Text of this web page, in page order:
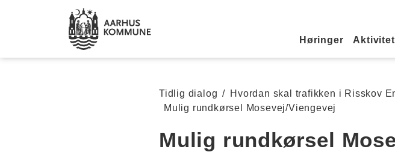
Primær
Høringer
Tidlig dialog / Hvordan skal trafikken i Risskov
Mulig rundkørsel Mosevej/Viengevej
Mulig rundkørsel